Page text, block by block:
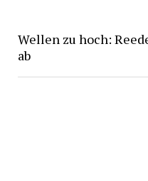
Wellen zu hoch:
ab